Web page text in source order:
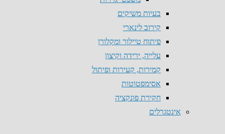
בעיות משיקים
קירוב לינארי
פיתוח טיילור ומקלורן
עלייה, ירידה וקיצון
קמירות, קעירות ופיתול
אסימפטוטות
חקירת פונקציה
אינטגרלים